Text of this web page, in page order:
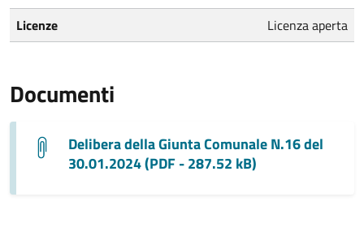
Licenze Licenza aperta
Documenti
Delibera della Giunta Comunale N.16 del
30.01.2024 (PDF - 287.52 kB)